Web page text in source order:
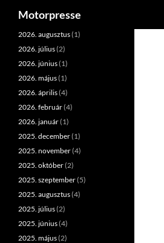
Kilépés
tartalomba
Motorpresse
2026. augusztus(1)
2026. július(2)
2026. június(1)
2026. május(1)
2026. április(4)
2026. február(4)
2026. január(1)
2025. december(1)
2025. november(4)
2025. október(2)
2025. szeptember(5)
2025. augusztus(4)
2025. július(2)
2025. június(4)
2025. május(2)